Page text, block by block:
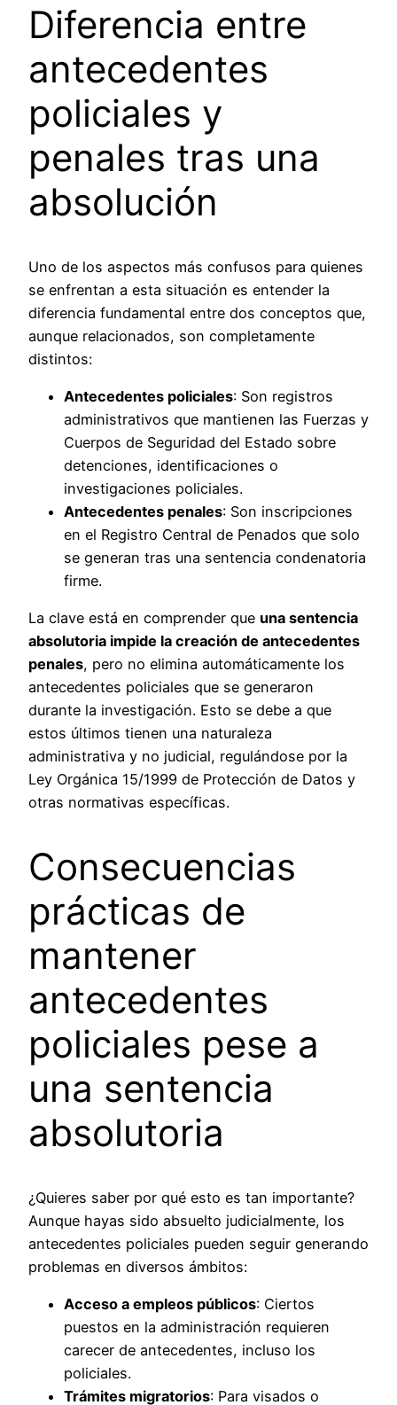
Diferencia entre
antecedentes
policiales y
penales tras una
absolución
Uno de los aspectos más confusos para quienes
se enfrentan a esta situación es entender la
diferencia fundamental entre dos conceptos que,
aunque relacionados, son completamente
distintos:
Antecedentes policiales: Son registros
administrativos que mantienen las Fuerzas y
Cuerpos de Seguridad del Estado sobre
detenciones, identificaciones o
investigaciones policiales.
Antecedentes penales: Son inscripciones
en el Registro Central de Penados que solo
se generan tras una sentencia condenatoria
firme.
La clave está en comprender que una sentencia
absolutoria impide la creación de antecedentes
penales, pero no elimina automáticamente los
antecedentes policiales que se generaron
durante la investigación. Esto se debe a que
estos últimos tienen una naturaleza
administrativa y no judicial, regulándose por la
Ley Orgánica 15/1999 de Protección de Datos y
otras normativas específicas.
Consecuencias
prácticas de
mantener
antecedentes
policiales pese a
una sentencia
absolutoria
¿Quieres saber por qué esto es tan importante?
Aunque hayas sido absuelto judicialmente, los
antecedentes policiales pueden seguir generando
problemas en diversos ámbitos:
Acceso a empleos públicos: Ciertos
puestos en la administración requieren
carecer de antecedentes, incluso los
policiales.
Trámites migratorios: Para visados o